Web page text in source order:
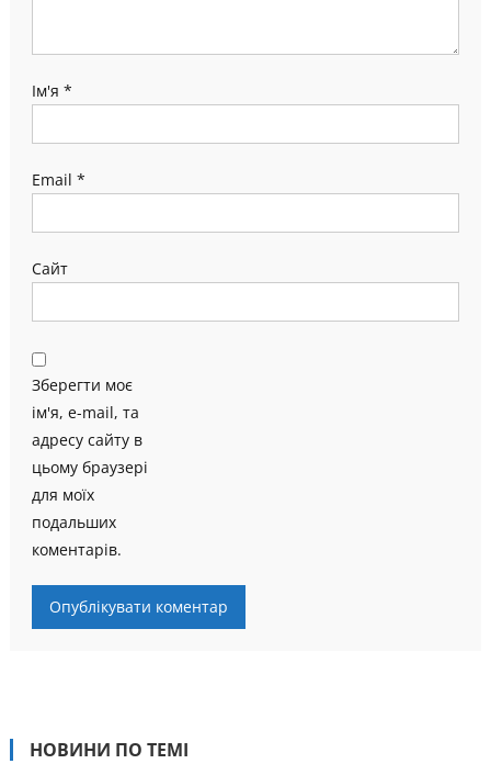
Ім'я *
Email *
Сайт
Зберегти моє
ім'я, e-mail, та
адресу сайту в
цьому браузері
для моїх
подальших
коментарів.
НОВИНИ ПО ТЕМІ